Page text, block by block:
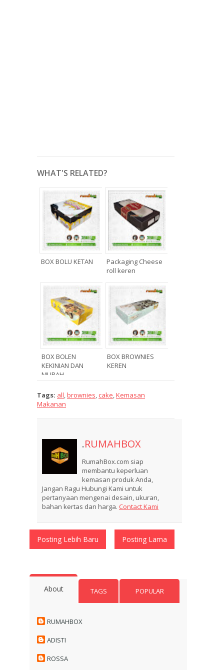
WHAT'S RELATED?
BOX BOLU KETAN
Packaging Cheese
roll keren
BOX BOLEN
KEKINIAN DAN
MURAH
BOX BROWNIES
KEREN
Tags: all,brownies, cake,Kemasan
Makanan
.RUMAHBOX
RumahBox.com siap
membantu keperluan
kemasan produk Anda,
Jangan Ragu Hubungi Kami untuk
pertanyaan mengenai desain, ukuran,
bahan kertas dan harga. Contact Kami
Posting Lebih Baru Posting Lama
About TAGS POPULAR
RUMAHBOX
ADISTI
ROSSA